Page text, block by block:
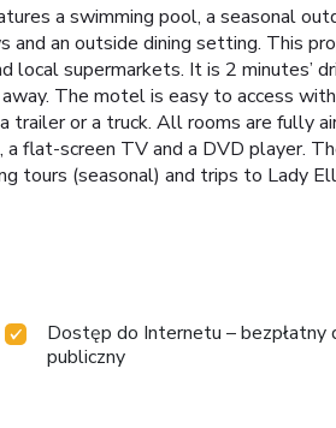
a swimming pool, a seasonal
an outside dining setting. This
local supermarkets. It is 2 minutes’
The motel is easy to access
trailer or a truck. All rooms are fully
a flat-screen TV and a DVD player.
tours (seasonal) and trips to Lady
Dostęp do Internetu – bezpłatny
publiczny